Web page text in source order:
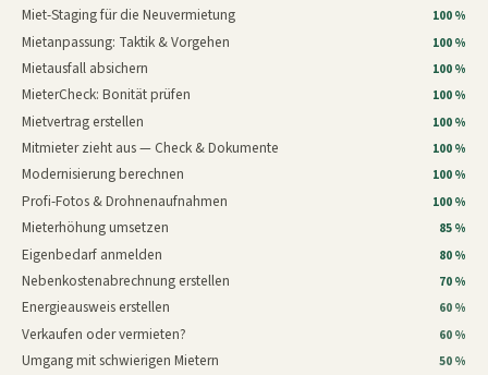
Miet-Staging für die Neuvermietung 100 %
Mietanpassung: Taktik & Vorgehen 100 %
Mietausfall absichern 100 %
MieterCheck: Bonität prüfen 100 %
Mietvertrag erstellen 100 %
Mitmieter zieht aus — Check & Dokumente 100 %
Modernisierung berechnen 100 %
Profi-Fotos & Drohnenaufnahmen 100 %
Mieterhöhung umsetzen 85 %
Eigenbedarf anmelden 80 %
Nebenkostenabrechnung erstellen 70 %
Energieausweis erstellen 60 %
Verkaufen oder vermieten? 60 %
Umgang mit schwierigen Mietern 50 %